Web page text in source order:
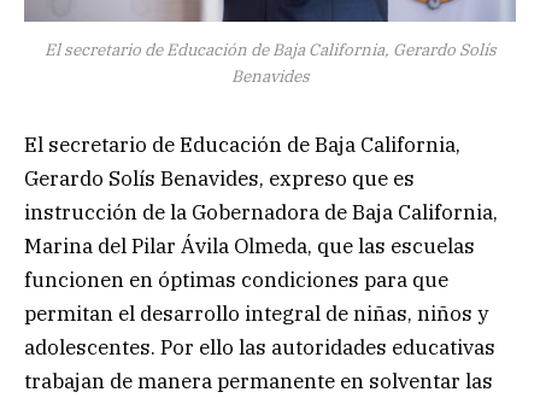
El secretario de Educación de Baja California, Gerardo Solís
Benavides
El secretario de Educación de Baja California,
Gerardo Solís Benavides, expreso que es
instrucción de la Gobernadora de Baja California,
Marina del Pilar Ávila Olmeda, que las escuelas
funcionen en óptimas condiciones para que
permitan el desarrollo integral de niñas, niños y
adolescentes. Por ello las autoridades educativas
trabajan de manera permanente en solventar las